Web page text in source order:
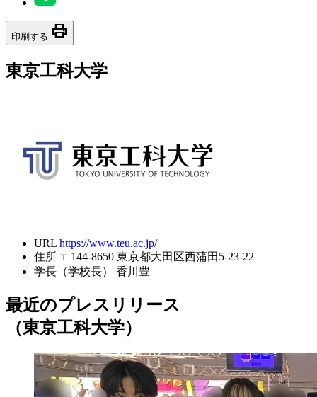
印刷する print
東京工科大学
URL https://www.teu.ac.jp/
住所 〒144-8650 東京都大田区西蒲田5-23-22
学長（学校長）
香川豊
最近のプレスリリース
（東京工科大学）